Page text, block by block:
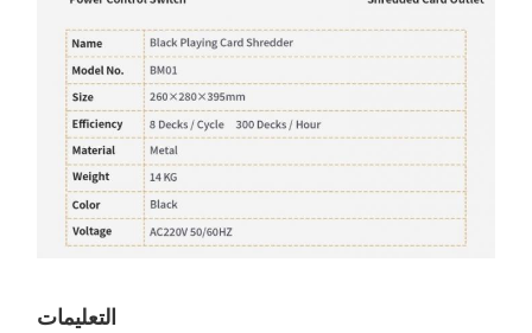
التعليمات